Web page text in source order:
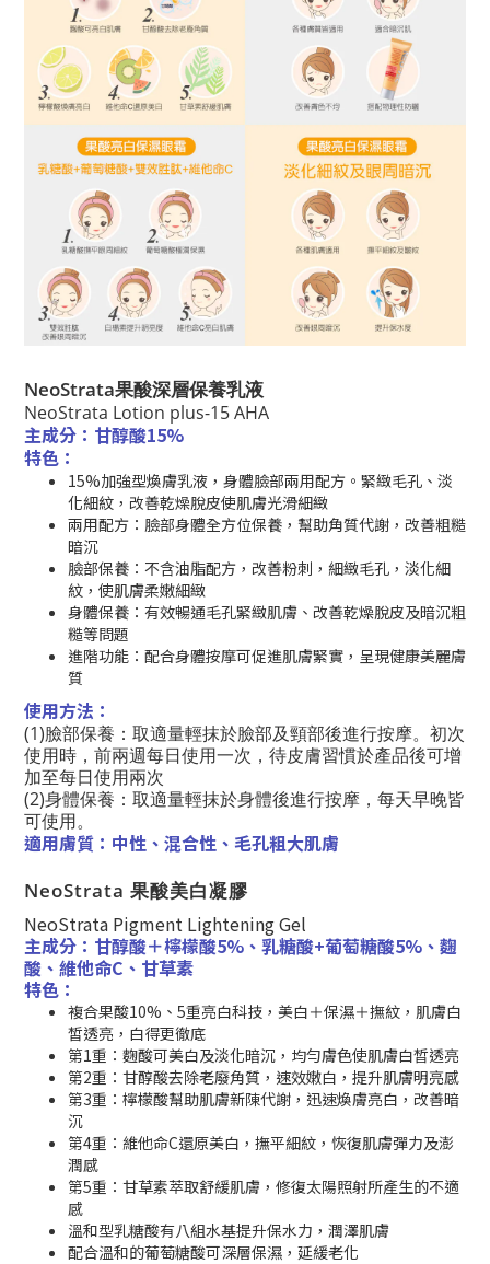
NeoStrata果酸深層保養乳液
NeoStrata Lotion plus-15 AHA
主成分：甘醇酸15%
特色：
15%加強型煥膚乳液，身體臉部兩用配方。緊緻毛孔、淡
化細紋，改善乾燥脫皮使肌膚光滑細緻
兩用配方：臉部身體全方位保養，幫助角質代謝，改善粗糙
暗沉
臉部保養：不含油脂配方，改善粉刺，細緻毛孔，淡化細
紋，使肌膚柔嫩細緻
身體保養：有效暢通毛孔緊緻肌膚、改善乾燥脫皮及暗沉粗
糙等問題
進階功能：配合身體按摩可促進肌膚緊實，呈現健康美麗膚
質
使用方法：
(1)臉部保養：取適量輕抹於臉部及頸部後進行按摩。初次
使用時，前兩週每日使用一次，待皮膚習慣於產品後可增
加至每日使用兩次
(2)身體保養：取適量輕抹於身體後進行按摩，每天早晚皆
可使用。
適用膚質：中性、混合性、毛孔粗大肌膚
NeoStrata 果酸美白凝膠
NeoStrata Pigment Lightening Gel
主成分：甘醇酸＋檸檬酸5%、乳糖酸+葡萄糖酸5%、麴
酸、維他命C、甘草素
特色：
複合果酸10%、5重亮白科技，美白＋保濕＋撫紋，肌膚白
皙透亮，白得更徹底
第1重：麴酸可美白及淡化暗沉，均勻膚色使肌膚白晳透亮
第2重：甘醇酸去除老廢角質，速效嫩白，提升肌膚明亮感
第3重：檸檬酸幫助肌膚新陳代謝，迅速煥膚亮白，改善暗
沉
第4重：維他命C還原美白，撫平細紋，恢復肌膚彈力及澎
潤感
第5重：甘草素萃取舒緩肌膚，修復太陽照射所產生的不適
感
溫和型乳糖酸有八組水基提升保水力，潤澤肌膚
配合溫和的葡萄糖酸可深層保濕，延緩老化